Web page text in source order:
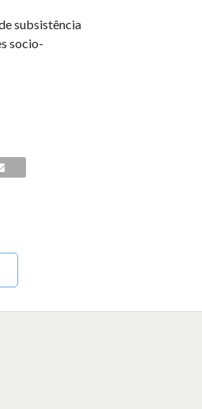
subsistência
socio-